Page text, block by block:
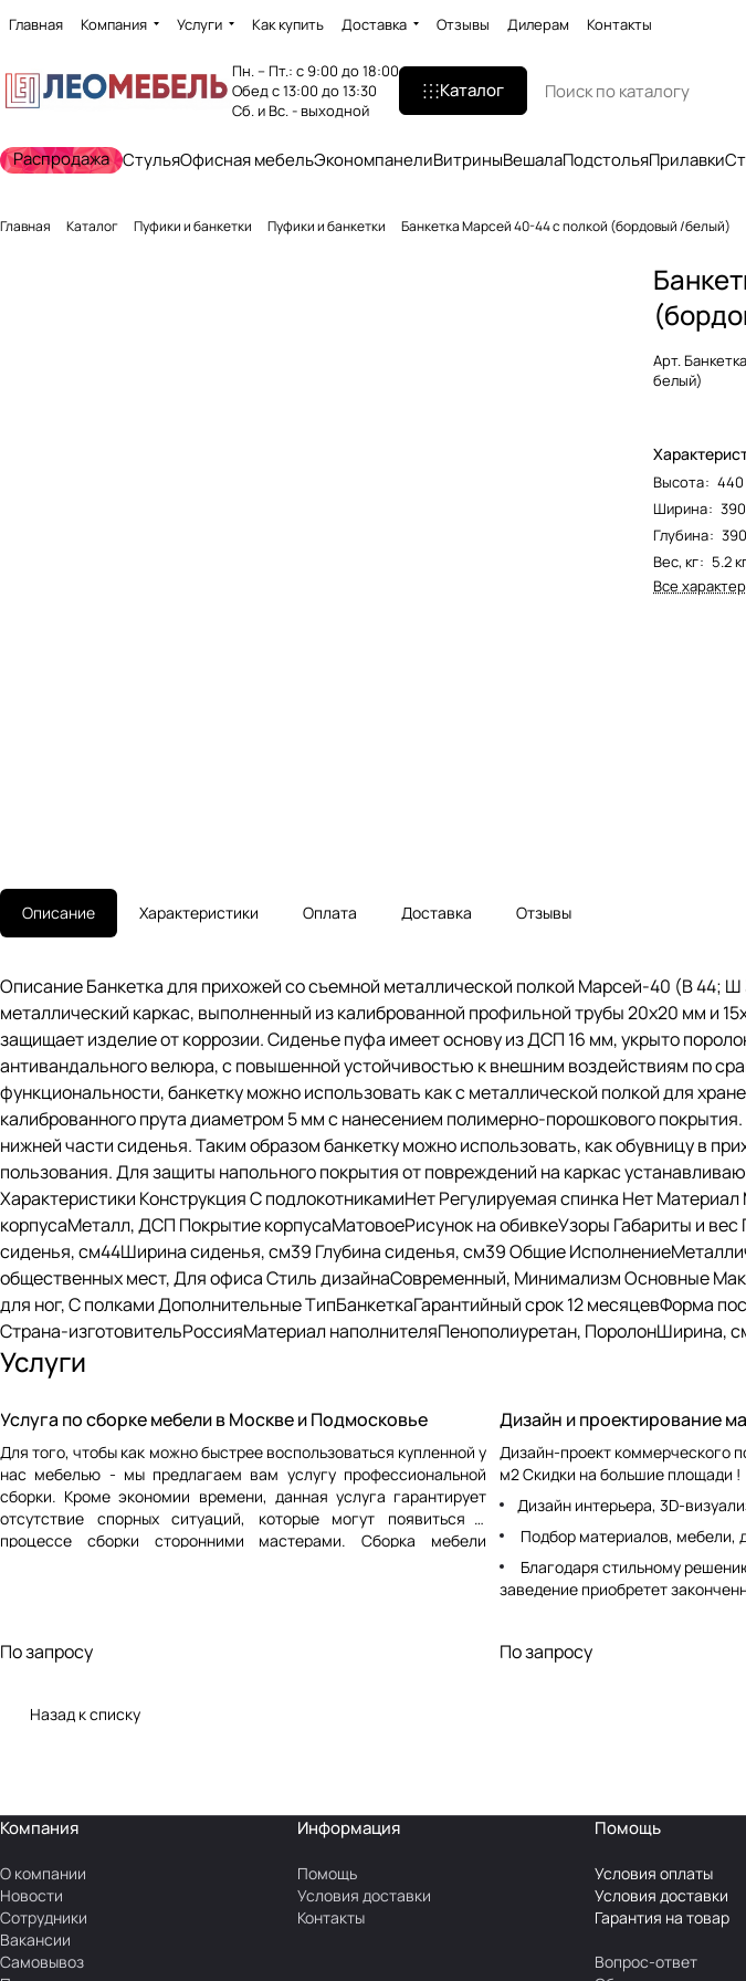
Главная Компания Услуги Как купить Доставка Отзывы Дилерам Контакты
Пн. – Пт.: с 9:00 до 18:00
Обед с 13:00 до 13:30
Сб. и Вс. - выходной
Каталог
Распродажа СтульяОфисная мебельЭкономпанелиВитриныВешалаПодстольяПрилавки
Главная Каталог Пуфики и банкетки Пуфики и банкетки Банкетка Марсей 40-44 с полкой (бордовый /белый)
Арт.
белый)
Высота: 440
Ширина: 390
Глубина: 390
Вес, кг: 5.2
Все
Описание Характеристики Оплата Доставка Отзывы
Описание Банкетка для прихожей со съемной металлической полкой Марсей-40 (В 44;
металлический каркас, выполненный из калиброванной профильной трубы 20х20 мм и
защищает изделие от коррозии. Сиденье пуфа имеет основу из ДСП 16 мм, укрыто
антивандального велюра, с повышенной устойчивостью к внешним воздействиям по
функциональности, банкетку можно использовать как с металлической полкой для
калиброванного прута диаметром 5 мм с нанесением полимерно-порошкового
нижней части сиденья. Таким образом банкетку можно использовать, как обувницу в
пользования. Для защиты напольного покрытия от повреждений на каркас
Характеристики Конструкция С подлокотникамиНет Регулируемая спинка Нет
корпусаМеталл, ДСП Покрытие корпусаМатовоеРисунок на обивкеУзоры Габариты и
сиденья, см44Ширина сиденья, см39 Глубина сиденья, см39 Общие
общественных мест, Для офиса Стиль дизайнаСовременный, Минимализм Основные
для ног, С полками Дополнительные ТипБанкеткаГарантийный срок 12 месяцевФорма
Страна-изготовительРоссияМатериал наполнителяПенополиуретан, ПоролонШирина,
Услуги
Услуга по сборке мебели в Москве и Подмосковье
Для того, чтобы как можно быстрее воспользоваться купленной у
нас мебелью - мы предлагаем вам услугу профессиональной
сборки. Кроме экономии времени, данная услуга гарантирует
отсутствие спорных ситуаций, которые могут появиться в
процессе сборки сторонними мастерами. Сборка мебели
По запросу
Дизайн и проектирование
Дизайн-проект коммерческого
м2 Скидки на большие площади !
Дизайн интерьера, 3D-
Подбор материалов, мебели,
заведение приобретет
По запросу
Назад к списку
Компания
О компании
Новости
Сотрудники
Вакансии
Самовывоз
Информация
Помощь
Условия доставки
Контакты
Помощь
Условия оплаты
Условия доставки
Гарантия на товар
Вопрос-ответ